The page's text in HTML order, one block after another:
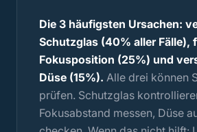
Die 3 häufigsten Ursachen:
Schutzglas (40% aller Fälle),
Fokusposition (25%) und
Düse (15%). Alle drei können
prüfen. Schutzglas
Fokusabstand messen, Düse